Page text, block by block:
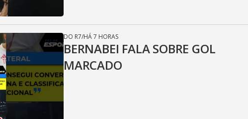
DO R7/HÁ 7 HORAS
BERNABEI FALA SOBRE GOL
MARCADO